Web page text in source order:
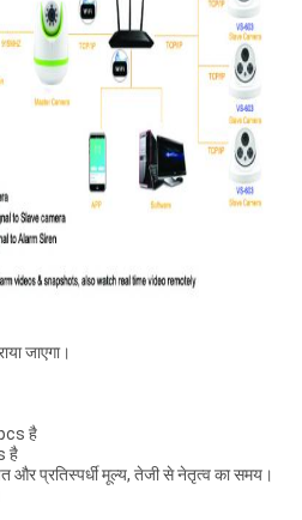
जाएगा।
है
है
और प्रतिस्पर्धी मूल्य, तेजी से नेतृत्व का समय।